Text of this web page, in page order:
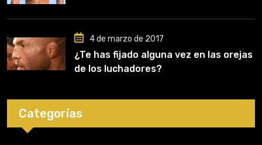
4 de marzo de 2017
¿Te has fijado alguna vez en las orejas
de los luchadores?
Categorías